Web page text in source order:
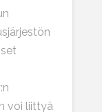
voi liittyä